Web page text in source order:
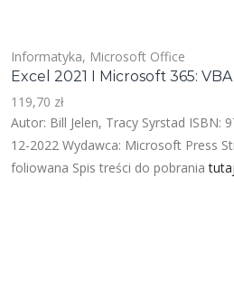
Informatyka, Microsoft Office
Excel 2021 I Microsoft 365:
119,70 zł
Autor: Bill Jelen, Tracy Syrstad ISBN:
12-2022 Wydawca: Microsoft Press
foliowana Spis treści do pobraniatutaj